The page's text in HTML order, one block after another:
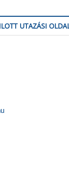
UTAZÁSI